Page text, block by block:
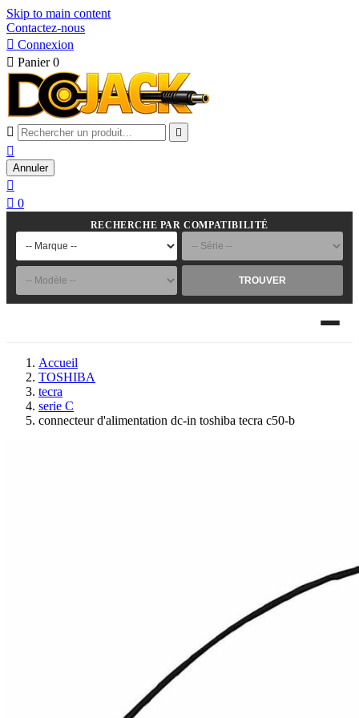
Skip to main content
Contactez-nous
 Connexion
 Panier 0
 

Annuler

 0
RECHERCHE PAR COMPATIBILITÉ
TROUVER
Accueil
TOSHIBA
tecra
serie C
connecteur d'alimentation dc-in toshiba tecra c50-b